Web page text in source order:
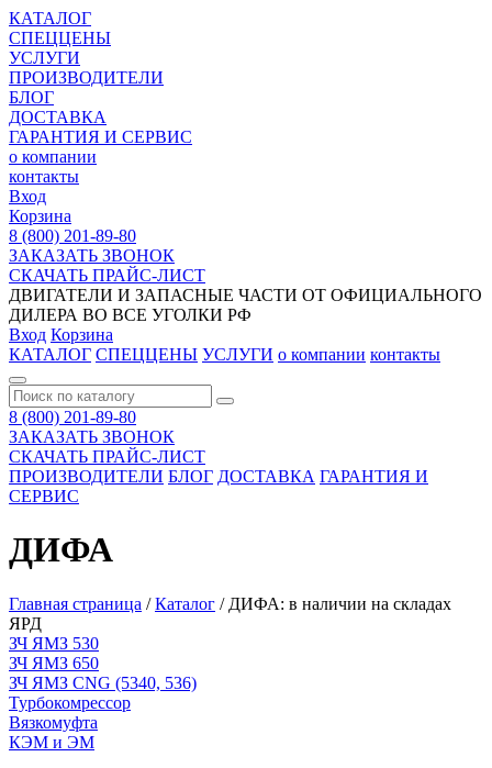
КАТАЛОГ
СПЕЦЦЕНЫ
УСЛУГИ
ПРОИЗВОДИТЕЛИ
БЛОГ
ДОСТАВКА
ГАРАНТИЯ И СЕРВИС
о компании
контакты
Вход
Корзина
8 (800) 201-89-80
ЗАКАЗАТЬ ЗВОНОК
СКАЧАТЬ ПРАЙС-ЛИСТ
ДВИГАТЕЛИ И ЗАПАСНЫЕ ЧАСТИ ОТ ОФИЦИАЛЬНОГО
ДИЛЕРА ВО ВСЕ УГОЛКИ РФ
Вход Корзина
КАТАЛОГ СПЕЦЦЕНЫ УСЛУГИ о компании контакты
8 (800) 201-89-80
ЗАКАЗАТЬ ЗВОНОК
СКАЧАТЬ ПРАЙС-ЛИСТ
ПРОИЗВОДИТЕЛИ БЛОГ ДОСТАВКА ГАРАНТИЯ И
СЕРВИС
ДИФА
Главная страница /Каталог / ДИФА: в наличии на складах
ЯРД
ЗЧ ЯМЗ 530
ЗЧ ЯМЗ 650
ЗЧ ЯМЗ CNG (5340, 536)
Турбокомрессор
Вязкомуфта
КЭМ и ЭМ